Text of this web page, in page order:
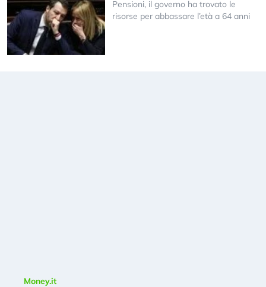
Pensioni, il governo ha trovato le
risorse per abbassare l’età a 64 anni
Money.it